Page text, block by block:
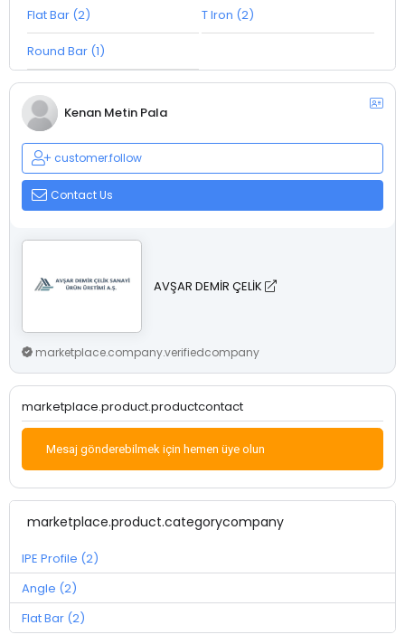
Flat Bar (2) T Iron (2)
Round Bar (1)
Kenan Metin Pala
customer.follow
Contact Us
AVŞAR DEMİR ÇELİK
marketplace.company.verifiedcompany
marketplace.product.productcontact
Mesaj gönderebilmek için hemen üye olun
marketplace.product.categorycompany
IPE Profile (2)
Angle (2)
Flat Bar (2)